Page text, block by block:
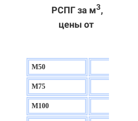
РСПГ за м3,
цены от
М50
М75
М100